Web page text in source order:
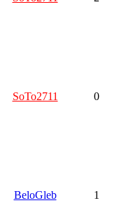
SoTo2711 0
BeloGleb 1